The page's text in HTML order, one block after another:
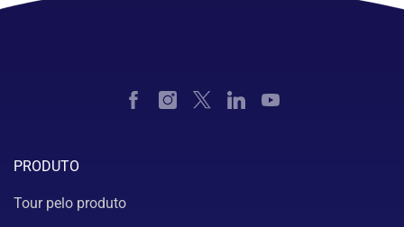
PRODUTO
Tour pelo produto